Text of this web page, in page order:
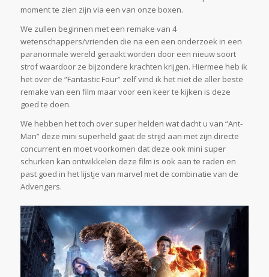
moment te zien zijn via een van onze boxen.
We zullen beginnen met een remake van 4
wetenschappers/vrienden die na een een onderzoek in een
paranormale wereld geraakt worden door een nieuw soort
strof waardoor ze bijzondere krachten krijgen. Hiermee heb ik
het over de “Fantastic Four” zelf vind ik het niet de aller beste
remake van een film maar voor een keer te kijken is deze
goed te doen.
We hebben het toch over super helden wat dacht u van “Ant-
Man” deze mini superheld gaat de strijd aan met zijn directe
concurrent en moet voorkomen dat deze ook mini super
schurken kan ontwikkelen deze film is ook aan te raden en
past goed in het lijstje van marvel met de combinatie van de
Advengers.